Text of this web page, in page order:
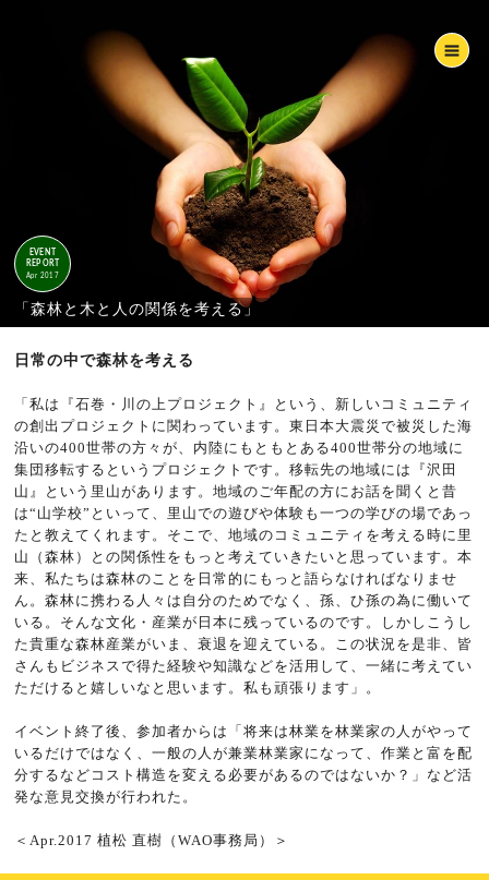
EVENT
REPORT
Apr 2017
「森林と木と人の関係を考える」
日常の中で森林を考える
「私は『石巻・川の上プロジェクト』という、新しいコミュニティ
の創出プロジェクトに関わっています。東日本大震災で被災した海
沿いの400世帯の方々が、内陸にもともとある400世帯分の地域に
集団移転するというプロジェクトです。移転先の地域には『沢田
山』という里山があります。地域のご年配の方にお話を聞くと昔
は“山学校”といって、里山での遊びや体験も一つの学びの場であっ
たと教えてくれます。そこで、地域のコミュニティを考える時に里
山（森林）との関係性をもっと考えていきたいと思っています。本
来、私たちは森林のことを日常的にもっと語らなければなりませ
ん。森林に携わる人々は自分のためでなく、孫、ひ孫の為に働いて
いる。そんな文化・産業が日本に残っているのです。しかしこうし
た貴重な森林産業がいま、衰退を迎えている。この状況を是非、皆
さんもビジネスで得た経験や知識などを活用して、一緒に考えてい
ただけると嬉しいなと思います。私も頑張ります」。
イベント終了後、参加者からは「将来は林業を林業家の人がやって
いるだけではなく、一般の人が兼業林業家になって、作業と富を配
分するなどコスト構造を変える必要があるのではないか？」など活
発な意見交換が行われた。
＜Apr.2017 植松 直樹（WAO事務局）＞